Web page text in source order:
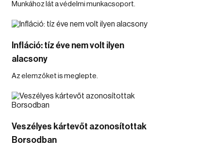
Munkához lát a védelmi munkacsoport.
Infláció: tíz éve nem volt ilyen
alacsony
Az elemzőket is meglepte.
Veszélyes kártevőt azonosítottak
Borsodban